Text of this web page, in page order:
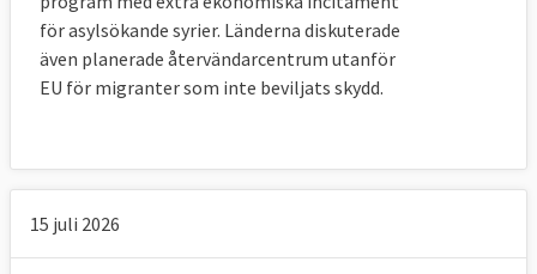
från Italien och Grekland till andra
europeiska länder i enlighet med ett tidigare
beslut.
från Grekland och Italien dit många
människor kom under flyktingkrisen.
för asylsökande syrier. Länderna diskuterade
även planerade återvändarcentrum utanför
EU för migranter som inte beviljats skydd.
15 juli 2026